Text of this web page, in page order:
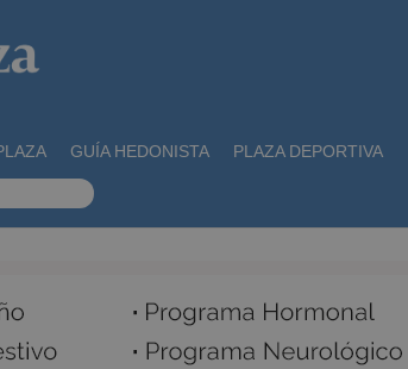
GUÍA HEDONISTA PLAZA DEPORTIVA